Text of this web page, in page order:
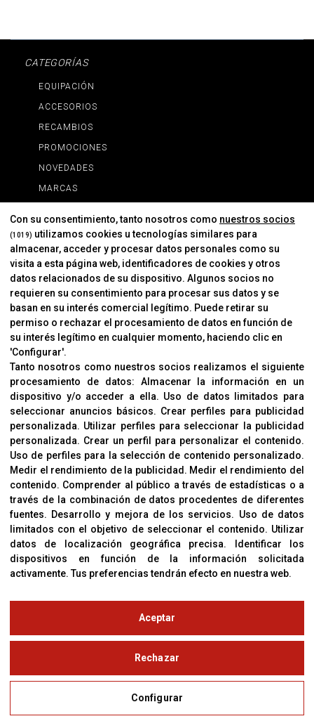
CATEGORÍAS
EQUIPACIÓN
ACCESORIOS
RECAMBIOS
PROMOCIONES
NOVEDADES
MARCAS
INFORMACIÓN
Contacto
Cambios Y Devoluciones
CORVER
Aviso Legal
Sobre Nosotros
Cookies
Política De Privacidad
OFICINAS
C/ Coneixement 5, 08850
CONTACTO
T. (+34) 93 638 38 60
Email: corver@corver.es
© Copyright 2019
Con su consentimiento, tanto nosotros como nuestros socios
(1019) utilizamos cookies u tecnologías similares para
almacenar, acceder y procesar datos personales como su
visita a esta página web, identificadores de cookies y otros
datos relacionados de su dispositivo. Algunos socios no
requieren su consentimiento para procesar sus datos y se
basan en su interés comercial legítimo. Puede retirar su
permiso o rechazar el procesamiento de datos en función de
su interés legítimo en cualquier momento, haciendo clic en
'Configurar'.
Tanto nosotros como nuestros socios realizamos el siguiente
procesamiento de datos: Almacenar la información en un
dispositivo y/o acceder a ella. Uso de datos limitados para
seleccionar anuncios básicos. Crear perfiles para publicidad
personalizada. Utilizar perfiles para seleccionar la publicidad
personalizada. Crear un perfil para personalizar el contenido.
Uso de perfiles para la selección de contenido personalizado.
Medir el rendimiento de la publicidad . Medir el rendimiento del
contenido. Comprender al público a través de estadísticas o a
través de la combinación de datos procedentes de diferentes
fuentes. Desarrollo y mejora de los servicios. Uso de datos
limitados con el objetivo de seleccionar el contenido. Utilizar
datos de localización geográfica precisa.
Identificar los
dispositivos en función de la información solicitada
activamente.Tus preferencias tendrán efecto en nuestra web.
Configurar
Rechazar
Aceptar
Aviso Legal